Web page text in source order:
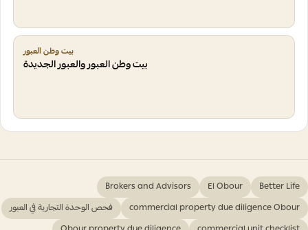
بيت وطن العبور
بيت وطن العبور والعبور الجديدة
Better Life
El Obour
Brokers and Advisors
commercial property due diligence Obour
فحص الوحدة التجارية في العبور